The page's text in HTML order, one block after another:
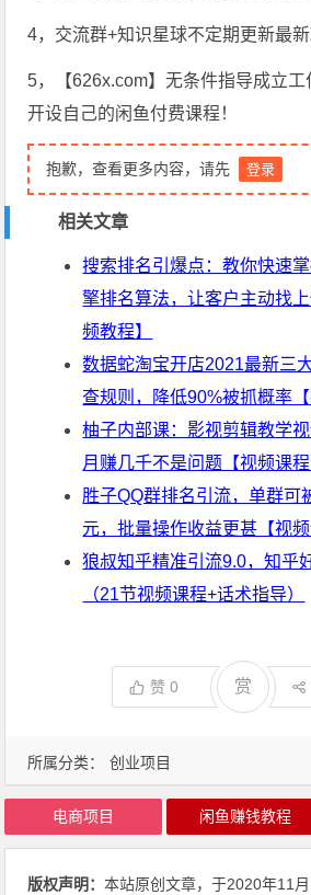
所属分类： 创业项目
4，交流群+知识星球不定期更新最
5，【626x.com】无条件指导成立
开设自己的闲鱼付费课程！
抱歉，查看更多内容，请先 登录
相关文章
搜索排名引爆点：教你快速掌
擎排名算法，让客户主动找
频教程】
数据蛇淘宝开店2021最新三
查规则，降低90%被抓概率【
柚子内部课：影视剪辑教学
月赚几千不是问题【视频课程
胜子QQ群排名引流，单群可
元，批量操作收益更甚【视频
狼叔知乎精准引流9.0，知乎
（21节视频课程+话术指导）
赞0 赏
电商项目 闲鱼赚钱教程
版权声明：本站原创文章，于2020年11月